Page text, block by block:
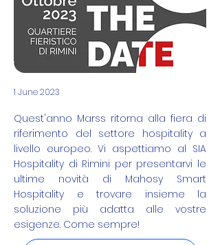
1 June 2023
Quest'anno Marss ritorna alla fiera di
riferimento del settore hospitality a
livello europeo. Vi aspettiamo al SIA
Hospitality di Rimini per presentarvi le
ultime novità di Mahosy Smart
Hospitality e trovare insieme la
soluzione più adatta alle vostre
esigenze. Come sempre!